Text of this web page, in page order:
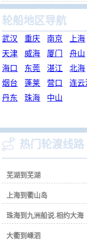
轮船地区导航
武汉 重庆 南京 上海
天津
威海 厦门 舟山
海口
东莞 湛江 北海
烟台
蓬莱 营口 连云
丹东
珠海 中山
 热门轮渡线路
芜湖到芜湖
上海到衢山岛
珠海到九洲船说.相约大海
大衢到嵊泗